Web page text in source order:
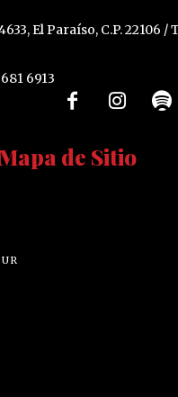
El Paraíso, C.P. 22106 /
6913
de Sitio